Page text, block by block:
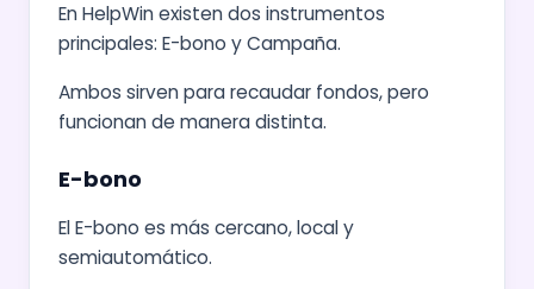
En HelpWin existen dos instrumentos
principales: E-bono y Campaña.
Ambos sirven para recaudar fondos, pero
funcionan de manera distinta.
E-bono
El E-bono es más cercano, local y
semiautomático.